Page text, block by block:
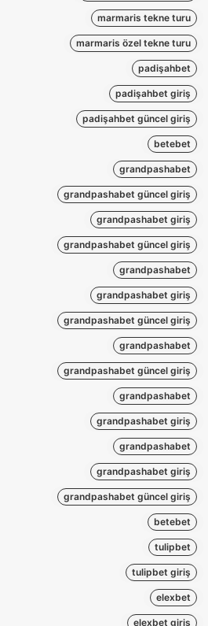
marmaris tekne turu
marmaris özel tekne turu
padişahbet
padişahbet giriş
padişahbet güncel giriş
betebet
grandpashabet
grandpashabet güncel giriş
grandpashabet giriş
grandpashabet güncel giriş
grandpashabet
grandpashabet giriş
grandpashabet güncel giriş
grandpashabet
grandpashabet güncel giriş
grandpashabet
grandpashabet giriş
grandpashabet
grandpashabet giriş
grandpashabet güncel giriş
betebet
tulipbet
tulipbet giriş
elexbet
elexbet giriş